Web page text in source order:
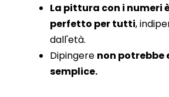
La pittura con i numeri
perfetto per tutti,
dall'età.
Dipingere non potrebbe
semplice.